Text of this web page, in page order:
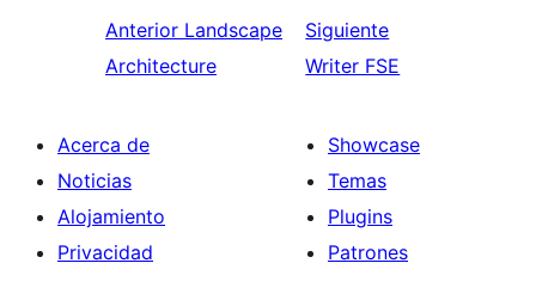
Anterior Landscape
Architecture
Siguiente
Writer FSE
Acerca de
Noticias
Alojamiento
Privacidad
Showcase
Temas
Plugins
Patrones